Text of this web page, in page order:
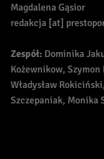
Magdalena Gąsior
redakcja [at]
Zespół: Dominika
Kożewnikow,
Władysław
Szczepaniak, Monika